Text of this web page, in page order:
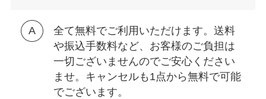
全て無料でご利用いただけます。送料
や振込手数料など、お客様のご負担は
一切ございませんのでご安心ください
ませ。キャンセルも1点から無料で可能
でございます。